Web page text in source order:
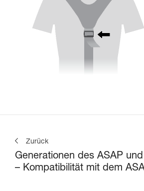
Zurück
Generationen des ASAP
– Kompatibilität mit dem